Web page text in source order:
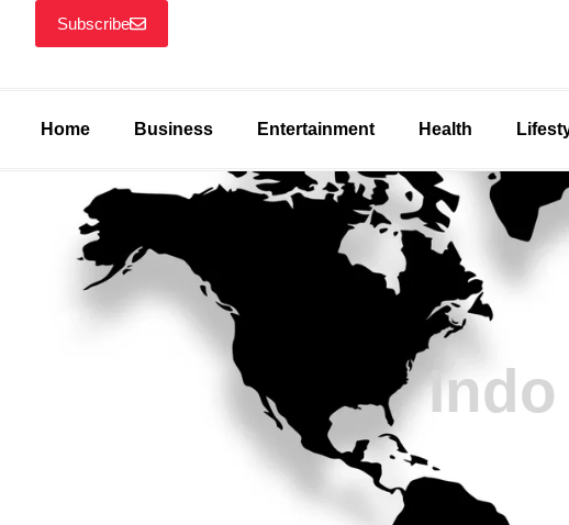
Subscribe
Home Business Entertainment Health